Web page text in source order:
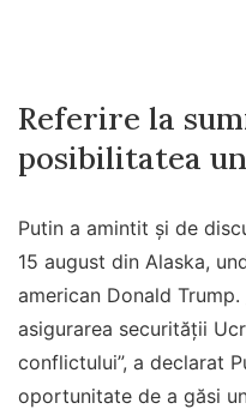
Referire la
posibilitatea
Putin a amintit și de
15 august din Alaska,
american Donald
asigurarea securităţii
conflictului”, a declarat
oportunitate de a găsi